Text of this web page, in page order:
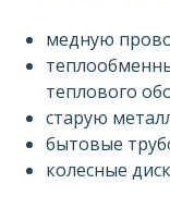
медную
теплового
старую
бытовые
колесные